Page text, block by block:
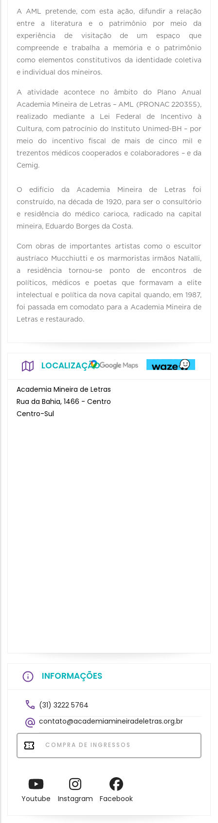
A AML pretende, com esta ação, difundir a relação
entre a literatura e o patrimônio por meio da
experiência de visitação de um espaço que
compreende e trabalha a memória e o patrimônio
como elementos constitutivos da identidade coletiva
e individual dos mineiros.
A atividade acontece no âmbito do Plano Anual
Academia Mineira de Letras – AML (PRONAC 220355),
realizado mediante a Lei Federal de Incentivo à
Cultura, com patrocínio do Instituto Unimed-BH – por
meio do incentivo fiscal de mais de cinco mil e
trezentos médicos cooperados e colaboradores – e da
Cemig.
O edifício da Academia Mineira de Letras foi
construído, na década de 1920, para ser o consultório
e residência do médico carioca, radicado na capital
mineira, Eduardo Borges da Costa.
Com obras de importantes artistas como o escultor
austríaco Mucchiutti e os marmoristas irmãos Natalli,
a residência tornou-se ponto de encontros de
políticos, médicos e poetas que formavam a elite
intelectual e política da nova capital quando, em 1987,
foi passada em comodato para a Academia Mineira de
Letras e restaurado.
LOCALIZAÇÃO
Academia Mineira de Letras
Rua da Bahia, 1466 - Centro
Centro-Sul
INFORMAÇÕES
(31) 3222 5764
contato@academiamineiradeletras.org.br
COMPRA DE INGRESSOS
Youtube Instagram Facebook